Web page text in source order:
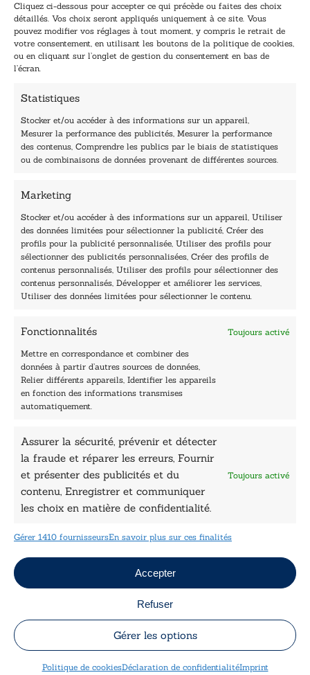
Cliquez ci-dessous pour accepter ce qui précède ou faites des choix
détaillés. Vos choix seront appliqués uniquement à ce site. Vous
pouvez modifier vos réglages à tout moment, y compris le retrait de
votre consentement, en utilisant les boutons de la politique de cookies,
ou en cliquant sur l’onglet de gestion du consentement en bas de
l’écran.
Statistiques
Stocker et/ou accéder à des informations sur un appareil,
Mesurer la performance des publicités, Mesurer la performance
des contenus, Comprendre les publics par le biais de statistiques
ou de combinaisons de données provenant de différentes sources.
Marketing
Stocker et/ou accéder à des informations sur un appareil, Utiliser
des données limitées pour sélectionner la publicité, Créer des
profils pour la publicité personnalisée, Utiliser des profils pour
sélectionner des publicités personnalisées, Créer des profils de
contenus personnalisés, Utiliser des profils pour sélectionner des
contenus personnalisés, Développer et améliorer les services,
Utiliser des données limitées pour sélectionner le contenu.
Fonctionnalités Toujours activé
Mettre en correspondance et combiner des
données à partir d’autres sources de données,
Relier différents appareils, Identifier les appareils
en fonction des informations transmises
automatiquement.
Assurer la sécurité, prévenir et détecter
la fraude et réparer les erreurs, Fournir
et présenter des publicités et du
contenu, Enregistrer et communiquer
les choix en matière de confidentialité.
Toujours activé
Gérer 1410 fournisseursEn savoir plus sur ces finalités
Accepter
Refuser
Gérer les options
Politique de cookiesDéclaration de confidentialitéImprint
-
m
a
i
a
i
l
m
a
i
l
*
TENEZ-MOI AU COURANT !
40, rue du Louvre 75001 Paris
Horaires du standard
De mardi à vendredi :
9h - 12h et 13h30 - 16h30
Lundi, samedi et dimanche : fermé
Navigation
Accueil
Les Plumes du Lys Bleu
Prix sciences humaines et sociales
Nos collections
Nos auteurs
Catalogue
Sciences humaines
Pratique
Le Petit Lys
Données légales
Conditions Générales de vente
Politique de cookies
Mentions légales
Jeux concours
Copyright © 2026 Le Lys Bleu Éditions tous droits
réservés
Designed byEngie Soft